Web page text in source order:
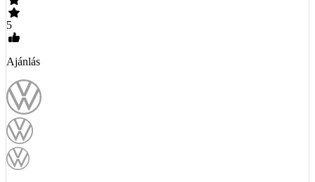
5
Ajánlás